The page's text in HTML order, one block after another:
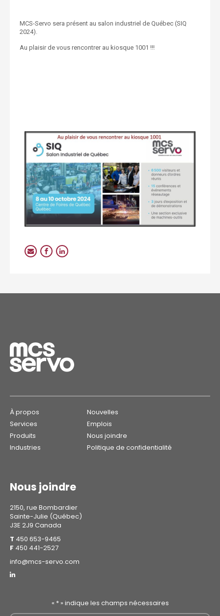
MCS-Servo sera présent au salon industriel de Québec (SIQ
2024).
Au plaisir de vous rencontrer au kiosque 1001 !!!
À propos
Nouvelles
Services
Emplois
Produits
Nous joindre
Industries
Politique de confidentialité
Nous joindre
2150, rue Bombardier
Sainte-Julie (Québec)
J3E 2J9 Canada
T 450 653-9465
F 450 441-2527
info@mcs-servo.com
« *» indique les champs nécessaires